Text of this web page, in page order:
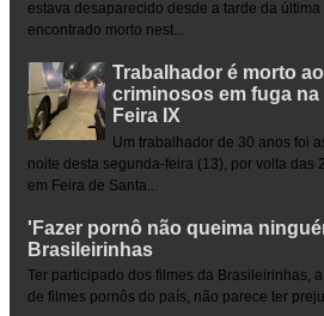
estava desaparecido desde a tarde da última
encontrado morto nest...
Trabalhador é morto
criminosos em fuga
Feira IX
Um trabalhador de 30 anos foi
noite desta segunda-feira (13), por volta das
em Feira de Santa...
'Fazer pornô não queima
Brasileirinhas
Ter participado dos filmes da Brasileirinhas,
de filmes pornôs do país, não parece ter